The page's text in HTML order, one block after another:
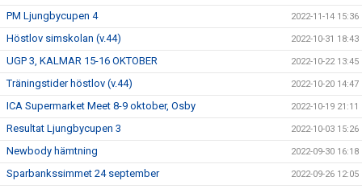
PM Ljungbycupen 4 2022-11-14 15:36
Höstlov simskolan (v.44) 2022-10-31 18:43
UGP 3, KALMAR 15-16 OKTOBER 2022-10-22 13:45
Träningstider höstlov (v.44) 2022-10-20 14:47
ICA Supermarket Meet 8-9 oktober, Osby 2022-10-19 21:11
Resultat Ljungbycupen 3 2022-10-03 15:26
Newbody hämtning 2022-09-30 16:18
Sparbankssimmet 24 september 2022-09-26 12:05